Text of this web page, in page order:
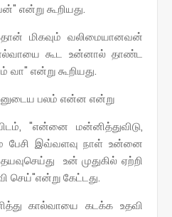
என்று கூறியது.
மிகவும் வலிமையானவன்
கூட உன்னால் தாண்ட
வா" என்று கூறியது.
பலம் என்ன என்று
"என்னை மன்னித்துவிடு,
இவ்வளவு நாள் உன்னை
உன் முதுகில் ஏற்றி
செய்"என்று கேட்டது.
கால்வாயை கடக்க உதவி